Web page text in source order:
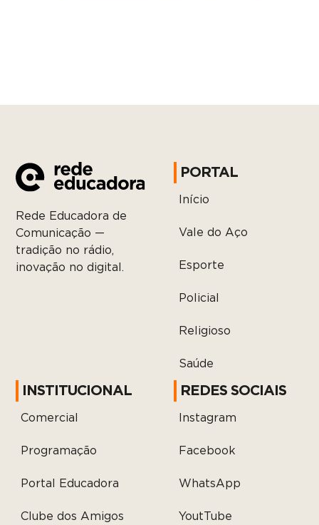
Rede Educadora de
Comunicação —
tradição no rádio,
inovação no digital.
PORTAL
Início
Vale do Aço
Esporte
Policial
Religioso
Saúde
INSTITUCIONAL
Comercial
Programação
Portal Educadora
Clube dos Amigos
REDES SOCIAIS
Instagram
Facebook
WhatsApp
YoutTube